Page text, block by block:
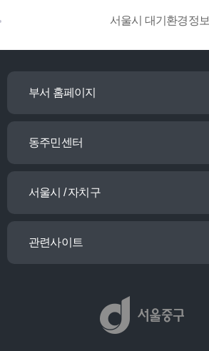
서울시 대기환경정보
부서 홈페이지
동주민센터
서울시 / 자치구
관련사이트